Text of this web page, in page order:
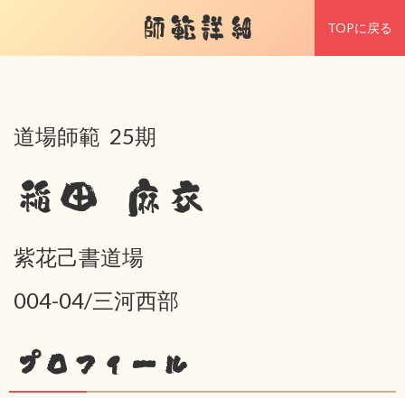
師範詳細 TOPに戻る
道場師範 25期
稲田 麻衣
紫花己書道場
004-04/三河西部
プロフィール